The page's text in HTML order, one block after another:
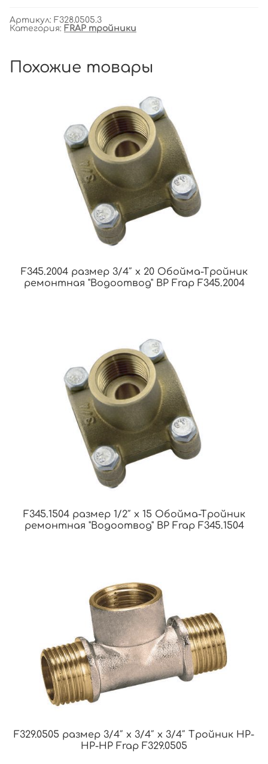
Артикул: F328.0505.3
Категория: FRAP тройники
Похожие товары
F345.2004 размер 3/4″ x 20 Обойма-Тройник
ремонтная "Водоотвод" ВР Frap F345.2004
F345.1504 размер 1/2″ x 15 Обойма-Тройник
ремонтная "Водоотвод" ВР Frap F345.1504
F329.0505 размер 3/4″ x 3/4″ x 3/4″ Тройник НР-
НР-НР Frap F329.0505